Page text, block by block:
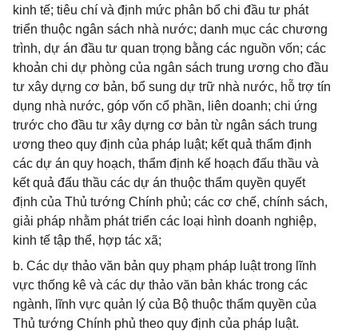
kinh tế; tiêu chí và định mức phân bổ chi đầu tư phát
triển thuộc ngân sách nhà nước; danh mục các chương
trình, dự án đầu tư quan trọng bằng các nguồn vốn; các
khoản chi dự phòng của ngân sách trung ương cho đầu
tư xây dựng cơ bản, bổ sung dự trữ nhà nước, hỗ trợ tín
dụng nhà nước, góp vốn cổ phần, liên doanh; chi ứng
trước cho đầu tư xây dựng cơ bản từ ngân sách trung
ương theo quy định của pháp luật; kết quả thẩm định
các dự án quy hoạch, thẩm định kế hoạch đấu thầu và
kết quả đấu thầu các dự án thuộc thẩm quyền quyết
định của Thủ tướng Chính phủ; các cơ chế, chính sách,
giải pháp nhằm phát triển các loại hình doanh nghiệp,
kinh tế tập thể, hợp tác xã;
b. Các dự thảo văn bản quy phạm pháp luật trong lĩnh
vực thống kê và các dự thảo văn bản khác trong các
ngành, lĩnh vực quản lý của Bộ thuộc thẩm quyền của
Thủ tướng Chính phủ theo quy định của pháp luật.